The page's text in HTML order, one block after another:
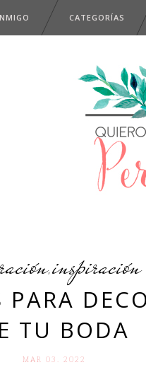
CATEGORÍAS
,inspiración
TU BODA
MAR 03. 2022